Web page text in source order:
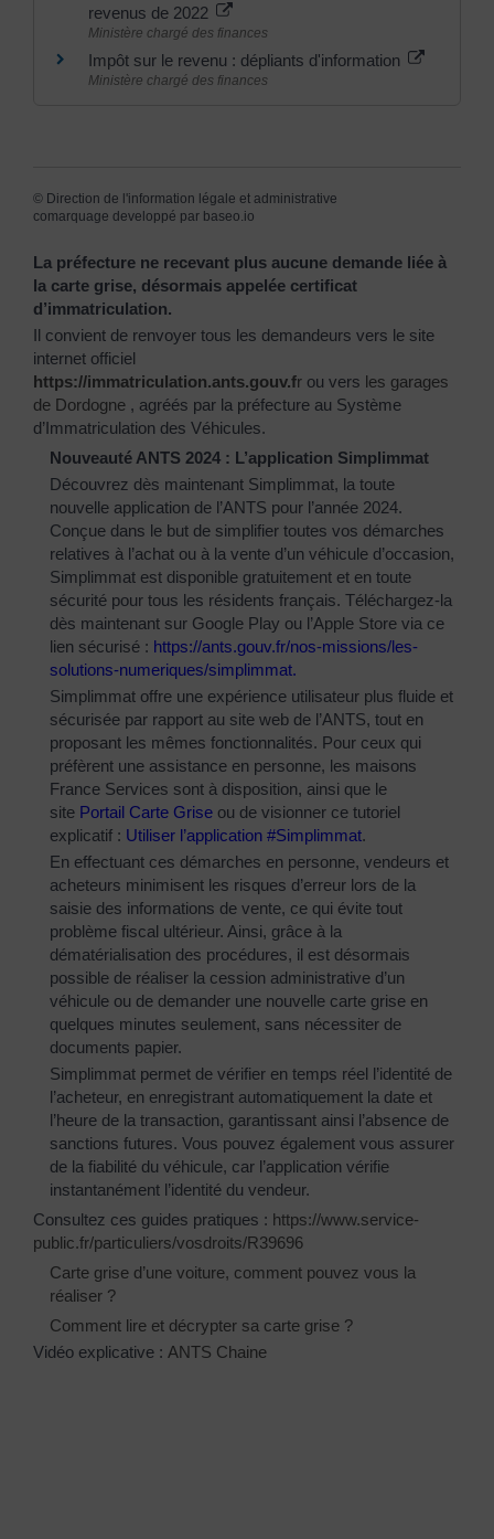
revenus de 2022
Ministère chargé des finances
Impôt sur le revenu : dépliants d'information
Ministère chargé des finances
© Direction de l'information légale et administrative
comarquage developpé par baseo.io
La préfecture ne recevant plus aucune demande liée à
la carte grise, désormais appelée certificat
d’immatriculation.
Il convient de renvoyer tous les demandeurs vers le site
internet officiel
https://immatriculation.ants.gouv.fr ou vers les garages
de Dordogne , agréés par la préfecture au Système
d’Immatriculation des Véhicules.
Nouveauté ANTS 2024 : L’application Simplimmat
Découvrez dès maintenant Simplimmat, la toute
nouvelle application de l’ANTS pour l’année 2024.
Conçue dans le but de simplifier toutes vos démarches
relatives à l’achat ou à la vente d’un véhicule d’occasion,
Simplimmat est disponible gratuitement et en toute
sécurité pour tous les résidents français. Téléchargez-la
dès maintenant sur Google Play ou l’Apple Store via ce
lien sécurisé : https://ants.gouv.fr/nos-missions/les-
solutions-numeriques/simplimmat.
Simplimmat offre une expérience utilisateur plus fluide et
sécurisée par rapport au site web de l’ANTS, tout en
proposant les mêmes fonctionnalités. Pour ceux qui
préfèrent une assistance en personne, les maisons
France Services sont à disposition, ainsi que le
site Portail Carte Grise ou de visionner ce tutoriel
explicatif : Utiliser l’application #Simplimmat.
En effectuant ces démarches en personne, vendeurs et
acheteurs minimisent les risques d’erreur lors de la
saisie des informations de vente, ce qui évite tout
problème fiscal ultérieur. Ainsi, grâce à la
dématérialisation des procédures, il est désormais
possible de réaliser la cession administrative d’un
véhicule ou de demander une nouvelle carte grise en
quelques minutes seulement, sans nécessiter de
documents papier.
Simplimmat permet de vérifier en temps réel l’identité de
l’acheteur, en enregistrant automatiquement la date et
l’heure de la transaction, garantissant ainsi l’absence de
sanctions futures. Vous pouvez également vous assurer
de la fiabilité du véhicule, car l’application vérifie
instantanément l’identité du vendeur.
Consultez ces guides pratiques : https://www.service-
public.fr/particuliers/vosdroits/R39696
Carte grise d’une voiture, comment pouvez vous la
réaliser ?
Comment lire et décrypter sa carte grise ?
Vidéo explicative : ANTS Chaine